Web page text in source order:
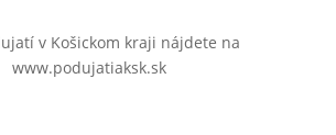
v Košickom kraji nájdete na
www.podujatiaksk.sk